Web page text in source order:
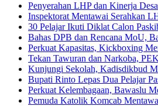
Penyerahan LHP dan Kinerja
Inspektorat Mentawai Serahkan
30 Pelajar Ikuti Diklat Calon
Bahas DPB dan Rencana MoU,
Perkuat Kapasitas, Kickboxing
Tekan Tawuran dan Narkoba,
Kunjungi Sekolah, Kadisdikbud
Bupati Rinto Lepas Dua Pelajar
Perkuat Kelembagaan, Bawaslu
Pemuda Katolik Komcab